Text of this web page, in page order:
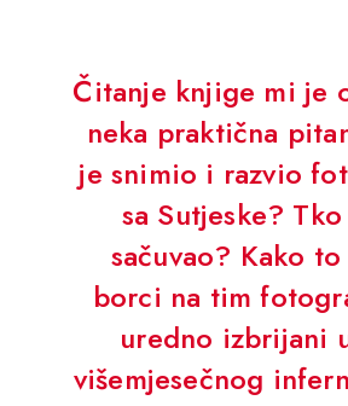
Čitanje knjige mi je
neka praktična
je snimio i razvio
sa Sutjeske?
sačuvao? Kako
borci na tim
uredno izbrijani
višemjesečnog